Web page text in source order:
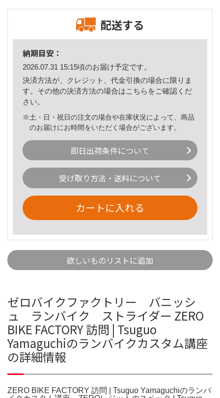
配送する
納期目安：
2026.07.31 15:15頃のお届け予定です。
決済方法が、クレジット、代金引換の場合に限りま
す。その他の決済方法の場合はこちら をご確認くだ
さい。
※土・日・祝日の注文の場合や在庫状況によって、商品
のお届けにお時間をいただく場合がございます。
即日出荷条件について
受け取り方法・送料について
カートに入れる
欲しいものリストに追加
ゼロバイクファクトリー バニッシ
ュ ランバイク ストライダー ZERO
BIKE FACTORY 訪問 | Tsuguo
Yamaguchiのランバイクカスタム講座
の詳細情報
ZERO BIKE FACTORY 訪問 | Tsuguo Yamaguchiのランバ